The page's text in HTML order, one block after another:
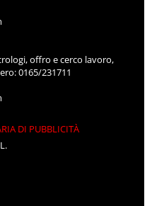
offro e cerco lavoro,
0165/231711
DI PUBBLICITÀ